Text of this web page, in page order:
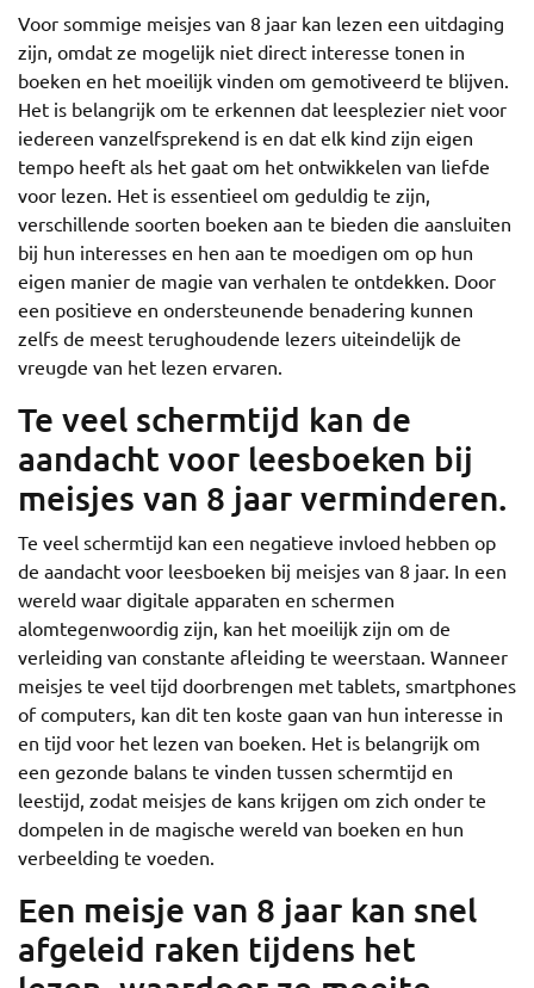
Voor sommige meisjes van 8 jaar kan lezen een uitdaging
zijn, omdat ze mogelijk niet direct interesse tonen in
boeken en het moeilijk vinden om gemotiveerd te blijven.
Het is belangrijk om te erkennen dat leesplezier niet voor
iedereen vanzelfsprekend is en dat elk kind zijn eigen
tempo heeft als het gaat om het ontwikkelen van liefde
voor lezen. Het is essentieel om geduldig te zijn,
verschillende soorten boeken aan te bieden die aansluiten
bij hun interesses en hen aan te moedigen om op hun
eigen manier de magie van verhalen te ontdekken. Door
een positieve en ondersteunende benadering kunnen
zelfs de meest terughoudende lezers uiteindelijk de
vreugde van het lezen ervaren.
Te veel schermtijd kan de
aandacht voor leesboeken bij
meisjes van 8 jaar verminderen.
Te veel schermtijd kan een negatieve invloed hebben op
de aandacht voor leesboeken bij meisjes van 8 jaar. In een
wereld waar digitale apparaten en schermen
alomtegenwoordig zijn, kan het moeilijk zijn om de
verleiding van constante afleiding te weerstaan. Wanneer
meisjes te veel tijd doorbrengen met tablets, smartphones
of computers, kan dit ten koste gaan van hun interesse in
en tijd voor het lezen van boeken. Het is belangrijk om
een gezonde balans te vinden tussen schermtijd en
leestijd, zodat meisjes de kans krijgen om zich onder te
dompelen in de magische wereld van boeken en hun
verbeelding te voeden.
Een meisje van 8 jaar kan snel
afgeleid raken tijdens het